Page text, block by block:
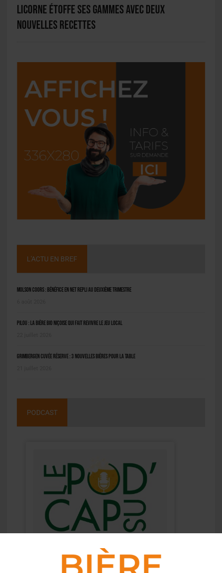
Licorne étoffe ses gammes avec deux
nouvelles recettes
L'ACTU EN BREF
Molson Coors : bénéfice en net repli au deuxième trimestre
Pilou : la bière bio niçoise qui fait revivre le jeu local
Grimbergen Cuvée Réserve : 3 nouvelles bières pour la table
PODCAST